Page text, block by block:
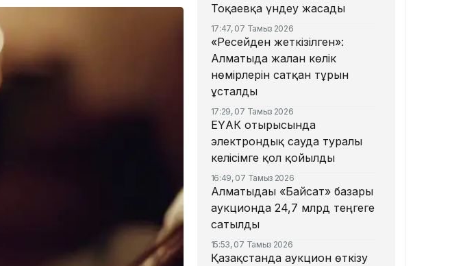
Тоқаевқа үндеу жасады
17:47, 07 Тамыз 2026
«Ресейден жеткізілген»:
Алматыда жалған көлік
нөмірлерін сатқан тұрғын
ұсталды
17:29, 07 Тамыз 2026
ЕҮАК отырысында
электрондық сауда туралы
келісімге қол қойылды
16:49, 07 Тамыз 2026
Алматыдағы «Байсат» базары
аукционда 24,7 млрд теңгеге
сатылды
15:53, 07 Тамыз 2026
Қазақстанда аукцион өткізу